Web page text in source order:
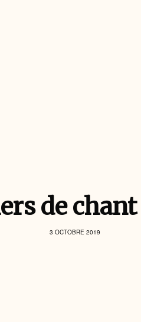
de
3 OCTOBRE 2019